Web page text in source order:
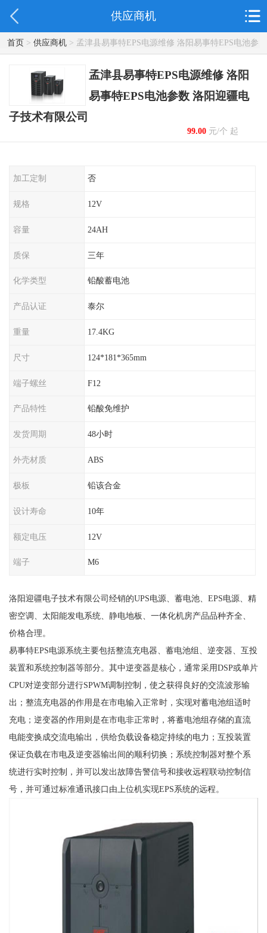
供应商机
首页> 供应商机> 孟津县易事特EPS电源维修 洛阳易事特EPS电池参
数 洛阳迎疆电子技术有限公司
孟津县易事特EPS电源维修 洛阳
易事特EPS电池参数 洛阳迎疆电
子技术有限公司
99.00元/个 起
加工定制 否
规格 12V
容量 24AH
质保 三年
化学类型 铅酸蓄电池
产品认证 泰尔
重量 17.4KG
尺寸 124*181*365mm
端子螺丝 F12
产品特性 铅酸免维护
发货周期 48小时
外壳材质 ABS
极板 铅该合金
设计寿命 10年
额定电压 12V
端子 M6
洛阳迎疆电子技术有限公司经销的UPS电源、蓄电池、EPS电源、精
密空调、太阳能发电系统、静电地板、一体化机房产品品种齐全、
价格合理。
易事特EPS电源系统主要包括整流充电器、蓄电池组、逆变器、互投
装置和系统控制器等部分。其中逆变器是核心，通常采用DSP或单片
CPU对逆变部分进行SPWM调制控制，使之获得良好的交流波形输
出；整流充电器的作用是在市电输入正常时，实现对蓄电池组适时
充电；逆变器的作用则是在市电非正常时，将蓄电池组存储的直流
电能变换成交流电输出，供给负载设备稳定持续的电力；互投装置
保证负载在市电及逆变器输出间的顺利切换；系统控制器对整个系
统进行实时控制，并可以发出故障告警信号和接收远程联动控制信
号，并可通过标准通讯接口由上位机实现EPS系统的远程。